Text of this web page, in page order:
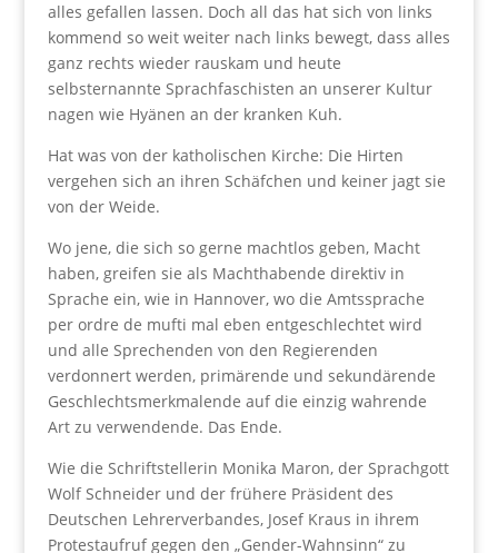
alles gefallen lassen. Doch all das hat sich von links
kommend so weit weiter nach links bewegt, dass alles
ganz rechts wieder rauskam und heute
selbsternannte Sprachfaschisten an unserer Kultur
nagen wie Hyänen an der kranken Kuh.
Hat was von der katholischen Kirche: Die Hirten
vergehen sich an ihren Schäfchen und keiner jagt sie
von der Weide.
Wo jene, die sich so gerne machtlos geben, Macht
haben, greifen sie als Machthabende direktiv in
Sprache ein, wie in Hannover, wo die Amtssprache
per ordre de mufti mal eben entgeschlechtet wird
und alle Sprechenden von den Regierenden
verdonnert werden, primärende und sekundärende
Geschlechtsmerkmalende auf die einzig wahrende
Art zu verwendende. Das Ende.
Wie die Schriftstellerin Monika Maron, der Sprachgott
Wolf Schneider und der frühere Präsident des
Deutschen Lehrerverbandes, Josef Kraus in ihrem
Protestaufruf gegen den „Gender-Wahnsinn“ zu